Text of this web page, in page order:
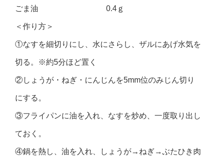
ごま油 0.4ｇ
＜作り方＞
①なすを細切りにし、水にさらし、ザルにあげ水気を
切る。※約5分ほど置く
②しょうが・ねぎ・にんじんを5mm位のみじん切り
にする。
③フライパンに油を入れ、なすを炒め、一度取り出し
ておく。
④鍋を熱し、油を入れ、しょうが→ねぎ→ぶたひき肉